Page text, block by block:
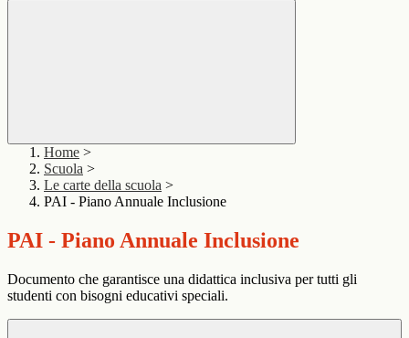
Home >
Scuola >
Le carte della scuola >
PAI - Piano Annuale Inclusione
PAI - Piano Annuale Inclusione
Documento che garantisce una didattica inclusiva per tutti gli
studenti con bisogni educativi speciali.